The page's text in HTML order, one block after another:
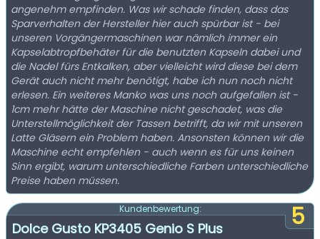
angenehm empfinden. Was wir schade finden, dass das
Sparverhalten der Hersteller hier auch spürbar ist - bei
unseren Vorgängermaschinen war nämlich immer ein
Kapselabtropfbehäter für die benutzten Kapseln dabei und
die Nadel fürs Entkalken, aber vielleicht wird diese bei dem
Gerät auch nicht mehr benötigt, habe ich nun noch nicht
erlesen. Ein weiteres Manko was uns noch aufgefallen ist -
1cm mehr hätte der Maschine nicht geschadet, was die
Unterstellmöglichkeit der Tassen betrifft, da wir mit unseren
Latte Gläsern ein Problem haben. Ansonsten können wir die
Maschine echt empfehlen - auch wenn es für uns keinen
Sinn ergibt, warum unterschiedliche Farben unterschiedliche
Preise haben müssen.
5
Kundenbewertung:
Dolce Gusto KP3405 Genio S Plus